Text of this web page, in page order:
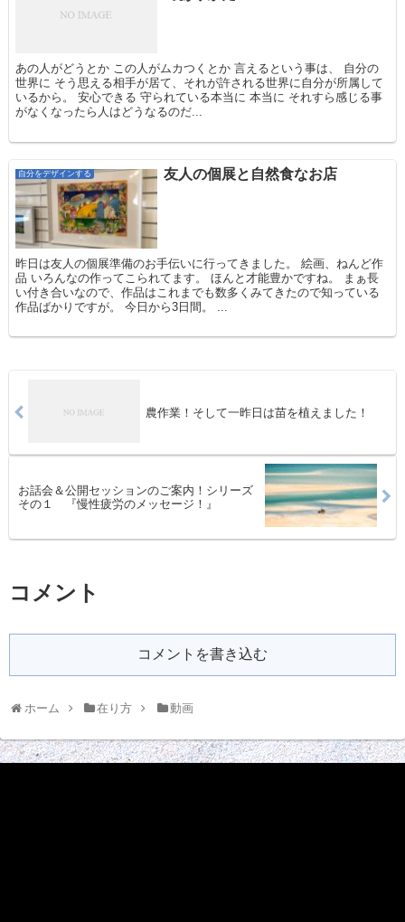
あの人がどうとか この人がムカつくとか 言えるという事は、 自分の
世界に そう思える相手が居て、それが許される世界に自分が所属して
いるから。 安心できる 守られている本当に 本当に それすら感じる事
がなくなったら人はどうなるのだ...
自分をデザインする 友人の個展と自然食なお店
昨日は友人の個展準備のお手伝いに行ってきました。 絵画、ねんど作
品 いろんなの作ってこられてます。 ほんと才能豊かですね。 まぁ長
い付き合いなので、作品はこれまでも数多くみてきたので知っている
作品ばかりですが。 今日から3日間。 ...
農作業！そして一昨日は苗を植えました！
お話会＆公開セッションのご案内！シリーズ
その１ 『慢性疲労のメッセージ！』
コメント
コメントを書き込む
ホーム 在り方 動画